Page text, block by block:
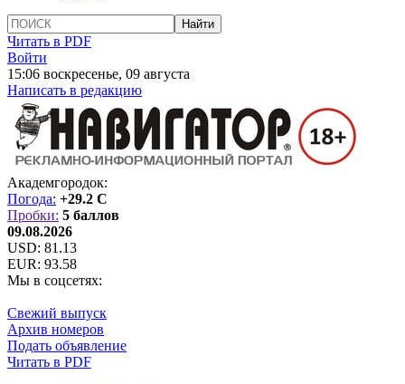
Читать в PDF
Войти
15:06 воскресенье, 09 августа
Написать в редакцию
Академгородок:
Погода: +29.2 C
Пробки: 5 баллов
09.08.2026
USD: 81.13
EUR: 93.58
Мы в соцсетях:
Свежий выпуск
Архив номеров
Подать объявление
Читать в PDF